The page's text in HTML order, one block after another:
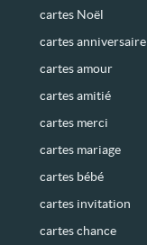
cartes Noël
cartes anniversaire
cartes amour
cartes amitié
cartes merci
cartes mariage
cartes bébé
cartes invitation
cartes chance